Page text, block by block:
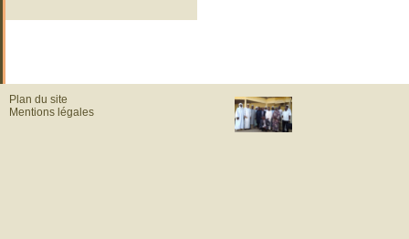
Plan du site
Mentions légales